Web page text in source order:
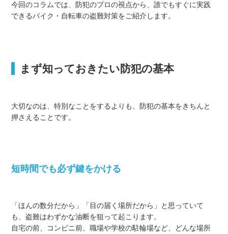
今回のコラムでは、防犯のプロの視点から、誰でもすぐに実践
できるバイク・自転車の盗難対策をご紹介します。
まず知っておきたい防犯の基本
大切なのは、特別なことをするよりも、防犯の基本をきちんと
押さえることです。
短時間でも必ず鍵をかける
「ほんの数分だから」「目の届く場所だから」と思っていて
も、盗難はわずかな油断を狙って起こります。
自宅の前、コンビニ前、職場や学校の駐輪場など、どんな場所